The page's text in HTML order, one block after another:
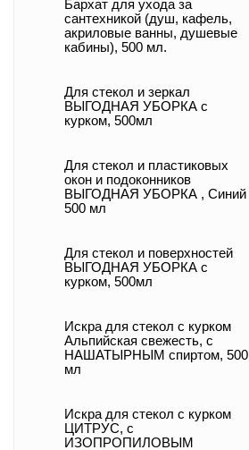
Бархат для ухода за
сантехникой (душ, кафель,
акриловые ванны, душевые
кабины), 500 мл.
Для стекол и зеркал
ВЫГОДНАЯ УБОРКА с
курком, 500мл
Для стекол и пластиковых
окон и подоконников
ВЫГОДНАЯ УБОРКА , Синий
500 мл
Для стекол и поверхностей
ВЫГОДНАЯ УБОРКА с
курком, 500мл
Искра для стекол с курком
Альпийская свежесть, с
НАШАТЫРНЫМ спиртом, 500
мл
Искра для стекол с курком
ЦИТРУС, с
ИЗОПРОПИЛОВЫМ